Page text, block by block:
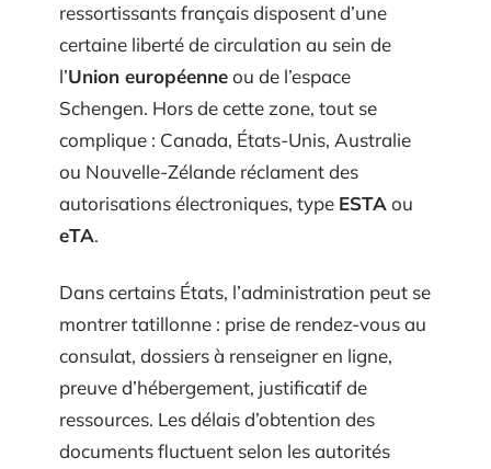
ressortissants français disposent d’une
certaine liberté de circulation au sein de
l’Union européenneou de l’espace
Schengen. Hors de cette zone, tout se
complique : Canada, États-Unis, Australie
ou Nouvelle-Zélande réclament des
autorisations électroniques, type ESTAou
eTA.
Dans certains États, l’administration peut se
montrer tatillonne : prise de rendez-vous au
consulat, dossiers à renseigner en ligne,
preuve d’hébergement, justificatif de
ressources. Les délais d’obtention des
documents fluctuent selon les autorités